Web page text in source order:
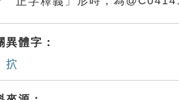
異體字：
㧒